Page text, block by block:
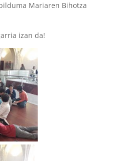
Mariaren Bihotza
izan da!